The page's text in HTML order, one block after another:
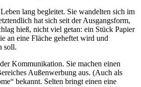
lang begleitet. Sie wandelten sich im
hat sich seit der Ausgangsform,
hieß, nicht viel getan: ein Stück Papier
an eine Fläche geheftet wird und
soll.
Kommunikation. Sie machen einen
Außenwerbung aus. (Auch als
bekannt. Selten bringt einen eine